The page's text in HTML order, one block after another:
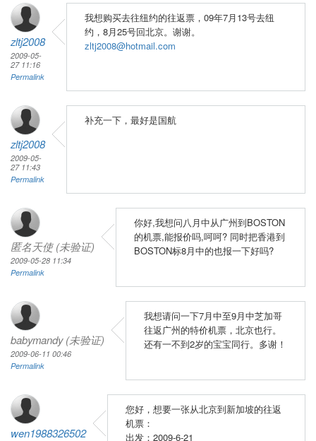
zltj2008
2009-05-
27 11:16
Permalink
我想购买去往纽约的往返票，09年7月13号去纽
约，8月25号回北京。谢谢。
zltj2008@hotmail.com
zltj2008
2009-05-
27 11:43
Permalink
补充一下，最好是国航
匿名天使 (未验证)
2009-05-28 11:34
Permalink
你好,我想问八月中从广州到BOSTON
的机票,能报价吗,呵呵? 同时把香港到
BOSTON标8月中的也报一下好吗?
babymandy (未验证)
2009-06-11 00:46
Permalink
我想请问一下7月中至9月中芝加哥
往返广州的特价机票，北京也行。
还有一不到2岁的宝宝同行。多谢！
wen1988326502
您好，想要一张从北京到新加坡的往返
机票：
出发：2009-6-21